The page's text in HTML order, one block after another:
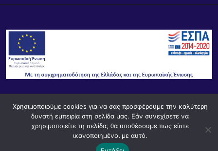
© Powered byKnowledge AE
Χρησιμοποιούμε cookies για να σας προσφέρουμε την καλύτερη
δυνατή εμπειρία στη σελίδα μας. Εάν συνεχίσετε να
χρησιμοποιείτε τη σελίδα, θα υποθέσουμε πως είστε
ικανοποιημένοι με αυτό.